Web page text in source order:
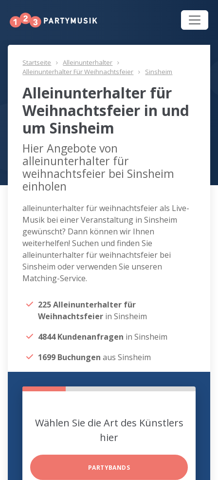
Startseite
Alleinunterhalter
Alleinunterhalter Für Weihnachtsfeier
Sinsheim
Alleinunterhalter für
Weihnachtsfeier in und
um Sinsheim
Hier Angebote von
alleinunterhalter für
weihnachtsfeier bei Sinsheim
einholen
alleinunterhalter für weihnachtsfeier als Live-
Musik bei einer Veranstaltung in Sinsheim
gewünscht? Dann können wir Ihnen
weiterhelfen! Suchen und finden Sie
alleinunterhalter für weihnachtsfeier bei
Sinsheim oder verwenden Sie unseren
Matching-Service.
225 Alleinunterhalter für
Weihnachtsfeier in Sinsheim
4844 Kundenanfragen in Sinsheim
1699 Buchungen aus Sinsheim
Wählen Sie die Art des Künstlers
hier
PARTYBANDS